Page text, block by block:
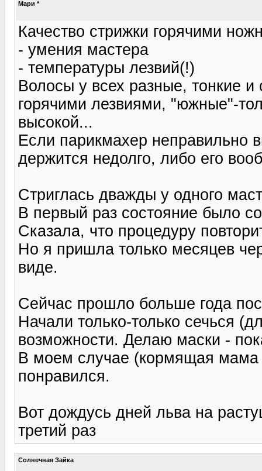
Мари *
Качество стрижки горячими
- умения мастера
- температуры лезвий(!)
Волосы у всех разные, тонкие
горячими лезвиями, "южные"-
высокой...
Если парикмахер неправильно
держится недолго, либо его
Стриглась дважды у одного
В первый раз состояние было
Сказала, что процедуру
Но я пришла только месяцев
виде.
Сейчас прошло больше года
Начали только-только сечься
возможности. Делаю маски -
В моем случае (кормящая мама
понравился.
Вот дождусь дней льва на
третий раз
Солнечная Зайка